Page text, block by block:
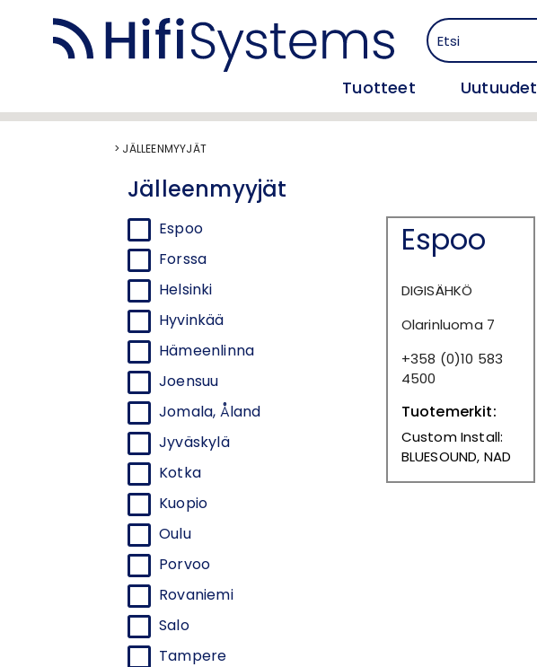
Tuotteet Uutuudet
> JÄLLEENMYYJÄT
Jälleenmyyjät
Espoo
Forssa
Helsinki
Hyvinkää
Hämeenlinna
Joensuu
Jomala, Åland
Jyväskylä
Kotka
Kuopio
Oulu
Porvoo
Rovaniemi
Salo
Tampere
Espoo
DIGISÄHKÖ
Olarinluoma 7
+358 (0)10 583
4500
Tuotemerkit:
Custom Install:
BLUESOUND, NAD